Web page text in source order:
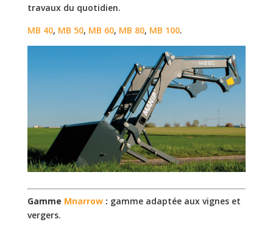
travaux du quotidien.
MB 40, MB 50, MB 60, MB 80, MB 100.
Gamme Mnarrow: gamme adaptée aux vignes et
vergers.